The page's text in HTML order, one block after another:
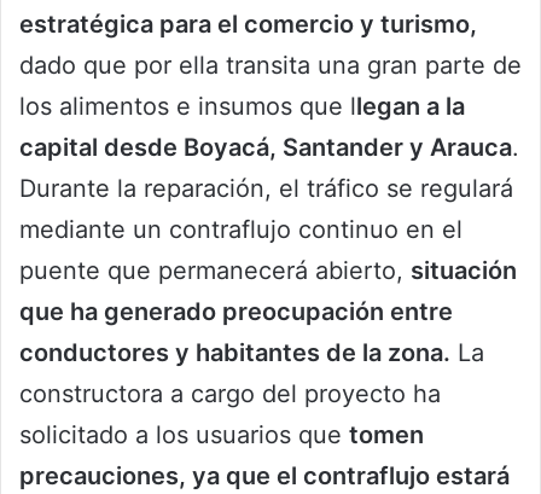
estratégica para el comercio y turismo,
dado que por ella transita una gran parte de
los alimentos e insumos que llegan a la
capital desde Boyacá, Santander y Arauca.
Durante la reparación, el tráfico se regulará
mediante un contraflujo continuo en el
puente que permanecerá abierto, situación
que ha generado preocupación entre
conductores y habitantes de la zona. La
constructora a cargo del proyecto ha
solicitado a los usuarios que tomen
precauciones, ya que el contraflujo estará